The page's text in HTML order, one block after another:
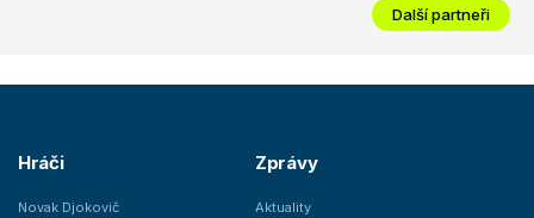
Další partneři
Hráči
Novak Djokovič
Zprávy
Aktuality